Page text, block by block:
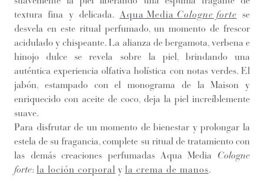
textura fina y delicada. Aqua Media Cologne forte se
desvela en este ritual perfumado, un momento de frescor
acidulado y chispeante. La alianza de bergamota, verbena e
hinojo dulce se revela sobre la piel, brindando una
auténtica experiencia olfativa holística con notas verdes. El
jabón, estampado con el monograma de la Maison y
enriquecido con aceite de coco, deja la piel increíblemente
suave.
Para disfrutar de un momento de bienestar y prolongar la
estela de su fragancia, complete su ritual de tratamiento con
las demás creaciones perfumadas Aqua Media Cologne
forte: la loción corporal y la crema de manos.